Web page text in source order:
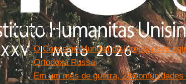
Leia mais
O Conselho Mundial de Igrejas deve
Ortodoxa Russa
Em um mês de guerra, 28